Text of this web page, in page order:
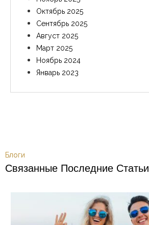
Октябрь 2025
Сентябрь 2025
Август 2025
Март 2025
Ноябрь 2024
Январь 2023
Блоги
Связанные Последние Статьи